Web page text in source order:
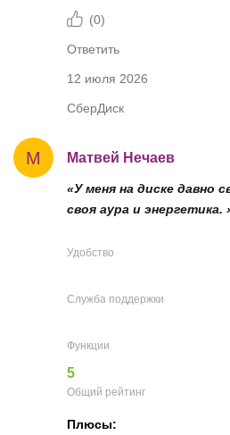
(0)
Ответить
12 июля 2026
СберДиск
М Матвей Нечаев
«У меня на диске давно
своя аура и энергетика.
Удобство
Служба поддержки
Функции
5
Общий рейтинг
Плюсы: